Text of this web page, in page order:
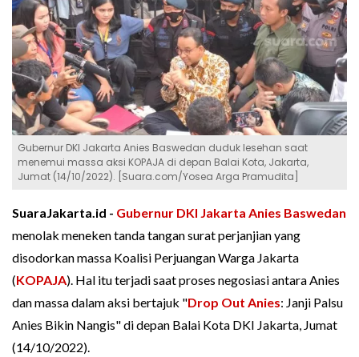
Gubernur DKI Jakarta Anies Baswedan duduk lesehan saat
menemui massa aksi KOPAJA di depan Balai Kota, Jakarta,
Jumat (14/10/2022). [Suara.com/Yosea Arga Pramudita]
SuaraJakarta.id - Gubernur DKI Jakarta Anies Baswedan
menolak meneken tanda tangan surat perjanjian yang
disodorkan massa Koalisi Perjuangan Warga Jakarta
(KOPAJA). Hal itu terjadi saat proses negosiasi antara Anies
dan massa dalam aksi bertajuk "Drop Out Anies: Janji Palsu
Anies Bikin Nangis" di depan Balai Kota DKI Jakarta, Jumat
(14/10/2022).